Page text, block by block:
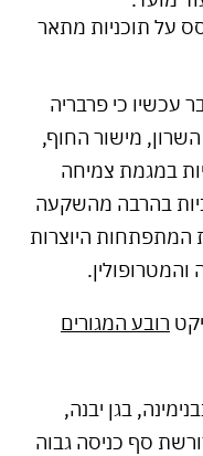
על תוכניות מתאר
עכשיו כי פרבריה
מישור החוף,
במגמת צמיחה
בהרבה מהשקעה
המתפתחות היוצרות
רובע המגורים
בגן יבנה,
סף כניסה גבוה